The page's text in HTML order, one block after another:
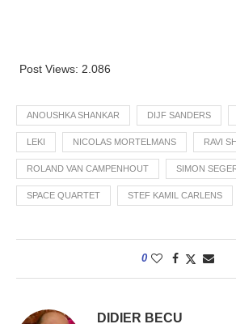
Post Views: 2.086
ANOUSHKA SHANKAR DIJF SANDERS
LEKI NICOLAS MORTELMANS RAVI
ROLAND VAN CAMPENHOUT SIMON
SPACE QUARTET STEF KAMIL CARLENS
0
DIDIER BECU